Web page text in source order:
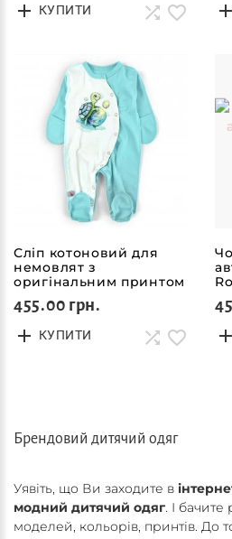
КУПИТИ
Сліп котоновий для
немовлят з
оригінальним принтом
455.00 грн.
КУПИТИ
Брендовий дитячий одяг
Уявіть, що Ви заходите в
модний дитячий одяг. І бачите
моделей, кольорів, принтів. До